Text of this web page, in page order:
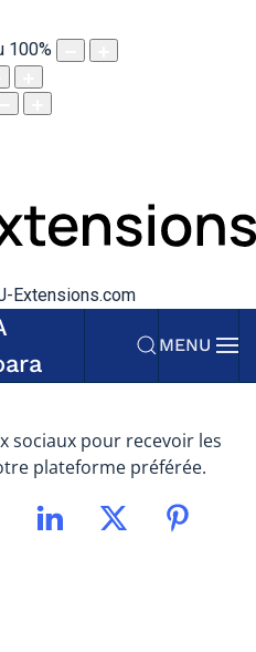
100%
Extensions.com
MENU
sociaux pour recevoir les
plateforme préférée.